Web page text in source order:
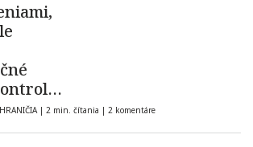
| 2 min. čítania | 2 komentáre